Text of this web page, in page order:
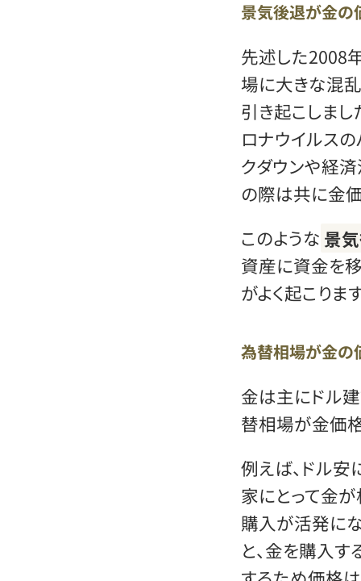
景気後退が金の
先述した2008
場に大きな混
引き起こしまし
ロナウイルス
クダウンや経
の際は共に金
このような 景
資産に資金を
がよく起こりま
為替相場が金の
金は主にドル
替相場が金価
例えば、ドル
家にとって金
購入が活発にな
と、金を購入